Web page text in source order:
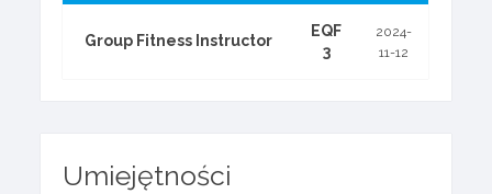
Group Fitness Instructor
EQF
3
2024-
11-12
Umiejętności